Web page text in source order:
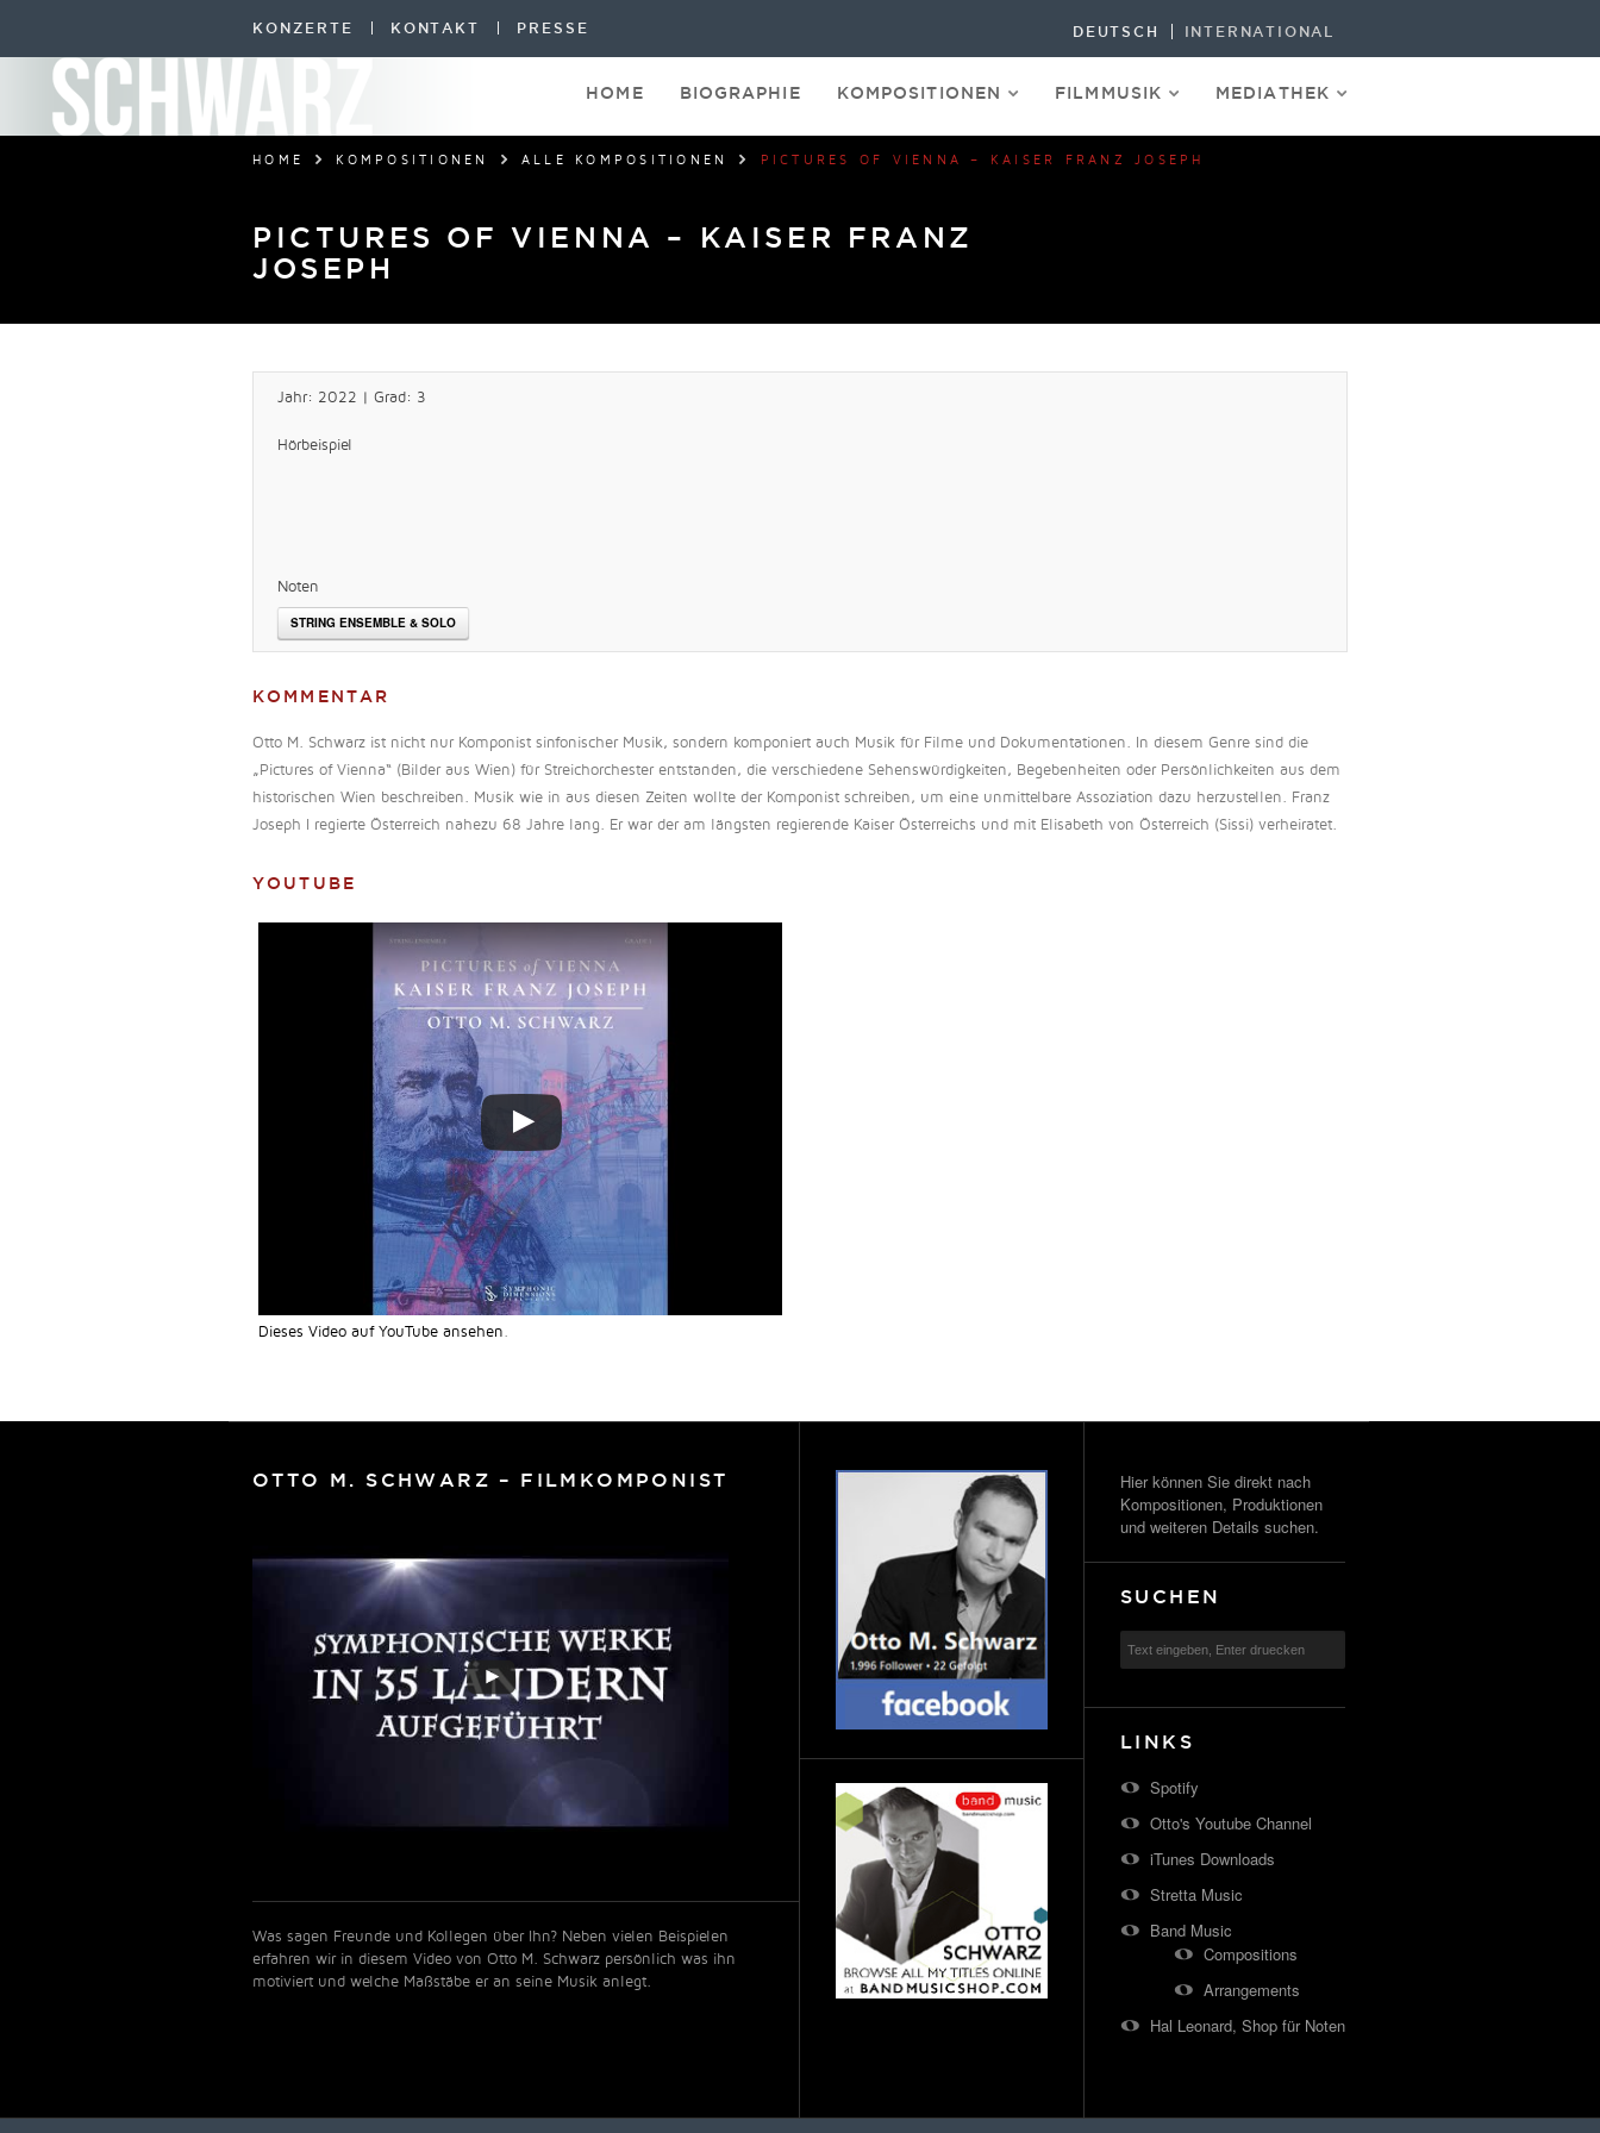
KONZERTE KONTAKT PRESSE DEUTSCH INTERNATIONAL
HOME BIOGRAPHIE KOMPOSITIONEN FILMMUSIK MEDIATHEK
HOME KOMPOSITIONEN ALLE KOMPOSITIONEN PICTURES OF VIENNA – KAISER FRANZ JOSEPH
PICTURES OF VIENNA – KAISER FRANZ
JOSEPH
Jahr: 2022 | Grad: 3
Hörbeispiel
Noten
STRING ENSEMBLE & SOLO
KOMMENTAR
Otto M. Schwarz ist nicht nur Komponist sinfonischer Musik, sondern komponiert auch Musik für Filme und Dokumentationen. In diesem Genre sind die
„Pictures of Vienna“ (Bilder aus Wien) für Streichorchester entstanden, die verschiedene Sehenswürdigkeiten, Begebenheiten oder Persönlichkeiten aus dem
historischen Wien beschreiben. Musik wie in aus diesen Zeiten wollte der Komponist schreiben, um eine unmittelbare Assoziation dazu herzustellen. Franz
Joseph I regierte Österreich nahezu 68 Jahre lang. Er war der am längsten regierende Kaiser Österreichs und mit Elisabeth von Österreich (Sissi) verheiratet.
YOUTUBE
Dieses Video auf YouTube ansehen.
OTTO M. SCHWARZ – FILMKOMPONIST
Was sagen Freunde und Kollegen über Ihn? Neben vielen Beispielen
erfahren wir in diesem Video von Otto M. Schwarz persönlich was ihn
motiviert und welche Maßstäbe er an seine Musik anlegt.
Hier können Sie direkt nach
Kompositionen, Produktionen
und weiteren Details suchen.
SUCHEN
LINKS
Spotify
Otto's Youtube Channel
iTunes Downloads
Stretta Music
Band Music
Compositions
Arrangements
Hal Leonard, Shop für Noten